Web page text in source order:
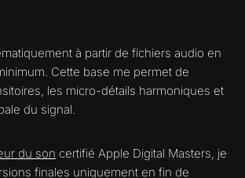
à partir de fichiers audio en
Cette base me permet de
les micro-détails harmoniques et
du signal.
du son certifié Apple Digital Masters, je
finales uniquement en fin de